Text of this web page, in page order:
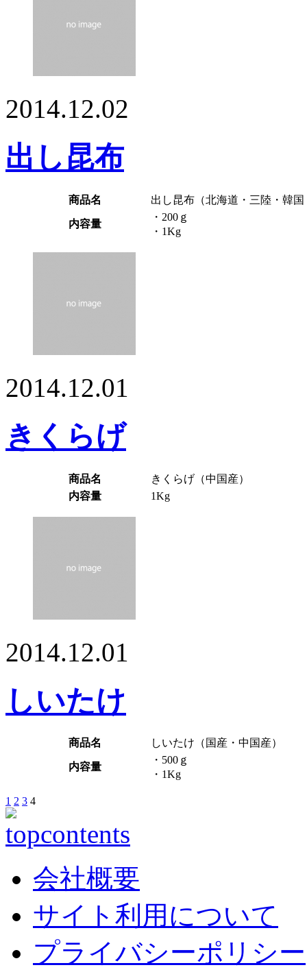
2014.12.02
出し昆布
商品名 出し昆布（北海道・三陸・韓
内容量
・200ｇ
・1Kg
2014.12.01
きくらげ
商品名
きくらげ（中国産）
内容量
1Kg
2014.12.01
しいたけ
商品名 しいたけ（国産・中国産）
内容量
・500ｇ
・1Kg
1 2 3 4
会社概要
サイト利用について
プライバシーポリシー